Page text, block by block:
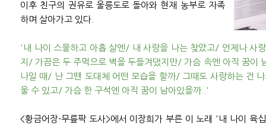
이후 친구의 권유로 울릉도로 돌아와 현재 농부로 자족
하며 살아가고 있다.
'내 나이 스물하고 아홉 살엔/ 내 사랑을 나는 찾았고/ 언제나 사
지/ 가끔은 두 주먹으로 벽을 두들겨댔지만/ 가슴 속엔 아직 꿈이
나일 때/ 난 그땐 도대체 어떤 모습을 할까/ 그때도 사랑하는 건
울 수 있고/ 가슴 한 구석엔 아직 꿈이 남아있을까..'
<황금어장-무릎팍 도사>에서 이장희가 부른 이 노래 '내 나이 육